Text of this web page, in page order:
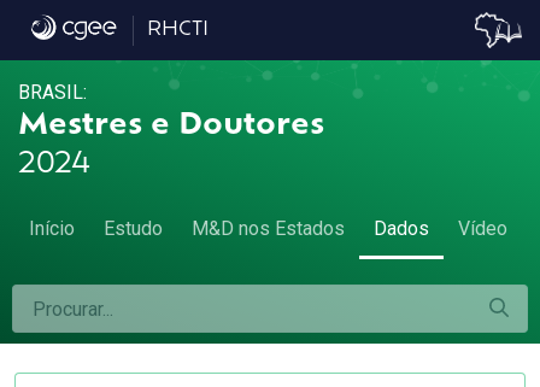
Dados RHCTI
BRASIL:
Mestres e Doutores
2024
Início Estudo M&D nos Estados Dados Vídeo